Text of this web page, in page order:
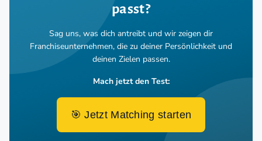
passt?
Sag uns, was dich antreibt und wir zeigen dir
Franchiseunternehmen, die zu deiner Persönlichkeit und
deinen Zielen passen.
Mach jetzt den Test:
🎯 Jetzt Matching starten